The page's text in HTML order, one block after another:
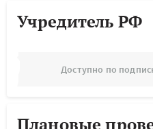
Учредитель РФ
Доступно по
Плановые